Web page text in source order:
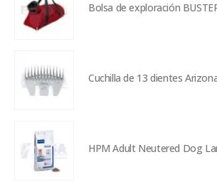
Cuchilla de 13 dientes